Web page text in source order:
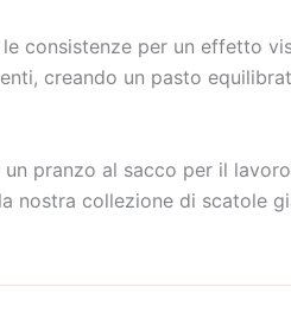
consistenze per un effetto
creando un pasto
pranzo al sacco per il
nostra collezione di scatole